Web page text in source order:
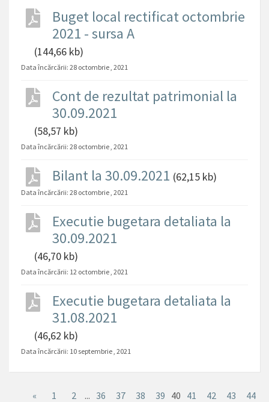
Buget local rectificat octombrie
2021 - sursa A
(144,66 kb)
Data încărcării: 28 octombrie , 2021
Cont de rezultat patrimonial la
30.09.2021
(58,57 kb)
Data încărcării: 28 octombrie , 2021
Bilant la 30.09.2021 (62,15 kb)
Data încărcării: 28 octombrie , 2021
Executie bugetara detaliata la
30.09.2021
(46,70 kb)
Data încărcării: 12 octombrie , 2021
Executie bugetara detaliata la
31.08.2021
(46,62 kb)
Data încărcării: 10 septembrie , 2021
« 1 2 ... 36 37 38 39 40 41 42 43
44